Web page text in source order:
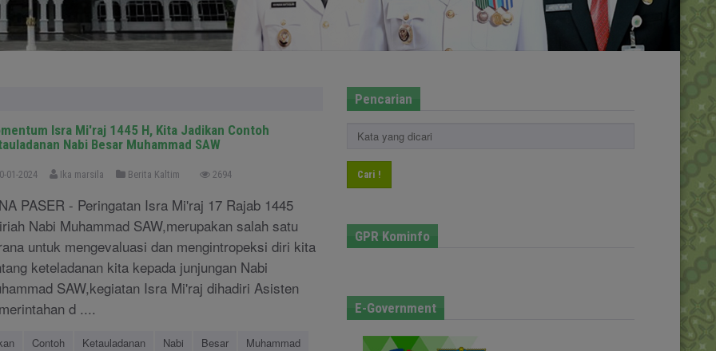
Isra Mi'raj 1445 H, Kita Jadikan Contoh
Nabi Besar Muhammad SAW
01-2024 Ika marsila Berita Kaltim 2694
PASER - Peringatan Isra Mi'raj 17 Rajab 1445
Nabi Muhammad SAW,merupakan salah satu
untuk mengevaluasi dan mengintropeksi diri kita
keteladanan kita kepada junjungan Nabi
SAW,kegiatan Isra Mi'raj dihadiri Asisten
d ....
Contoh Ketauladanan Nabi Besar Muhammad
Pencarian
Cari !
GPR Kominfo
E-Government